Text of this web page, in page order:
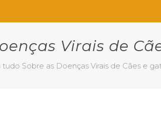
Virais de
tudo Sobre as Doenças Virais de Cães e